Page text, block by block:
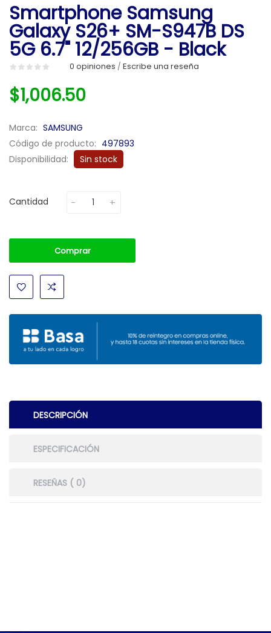
Smartphone Samsung
Galaxy S26+ SM-S947B DS
5G 6.7" 12/256GB - Black
0 opiniones / Escribe una reseña
$1,006.50
Marca: SAMSUNG
Código de producto: 497893
Disponibilidad:
Sin stock
Cantidad
Comprar
DESCRIPCIÓN
ESPECIFICACIÓN
RESEÑAS ( 0)